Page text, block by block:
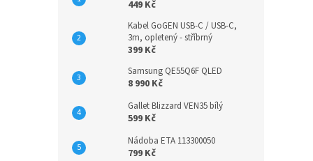
449 Kč
Kabel GoGEN USB-C / USB-C,
3m, opletený - stříbrný
399 Kč
Samsung QE55Q6F QLED
8 990 Kč
Gallet Blizzard VEN35 bílý
599 Kč
Nádoba ETA 113300050
799 Kč